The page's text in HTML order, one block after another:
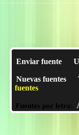
Enviar fuente
Nuevas fuentes
fuentes
Fuentes por letra: